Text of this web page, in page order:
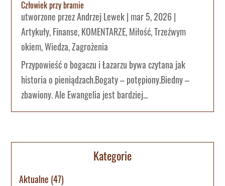
Człowiek przy bramie
utworzone przezAndrzej Lewek| mar 5, 2026|
Artykuły,Finanse,KOMENTARZE,Miłość,Trzeźwym
okiem,Wiedza,Zagrożenia
Przypowieść o bogaczu i Łazarzu bywa czytana jak
historia o pieniądzach.Bogaty – potępiony.Biedny –
zbawiony. Ale Ewangelia jest bardziej...
Kategorie
Aktualne (47)